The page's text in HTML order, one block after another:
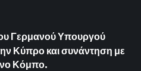
Γερμανού Υπουργού
Κύπρο και συνάντηση με
Κόμπο.